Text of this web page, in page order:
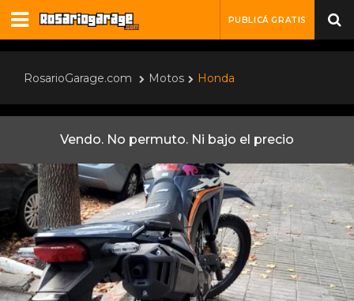
PUBLICÁ GRATIS
RosarioGarage.com Motos Honda
Vendo. No permuto. Ni bajo el precio